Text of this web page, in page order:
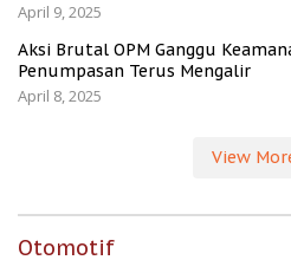
April 9, 2025
Aksi Brutal OPM Ganggu
Penumpasan Terus Mengalir
April 8, 2025
View
Otomotif